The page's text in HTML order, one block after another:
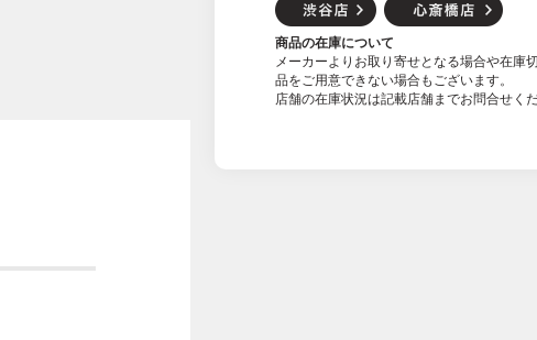
商品の在庫について
メーカーよりお取り寄せとなる場合や在庫
品をご用意できない場合もございます。
店舗の在庫状況は記載店舗までお問合せくだ